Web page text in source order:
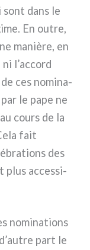
sont dans le
En outre,
maniè­re, en
l’accord
de ces nomi­na­
le pape ne
cours de la
fait
des
plus acces­si­
nomi­na­tions
part le